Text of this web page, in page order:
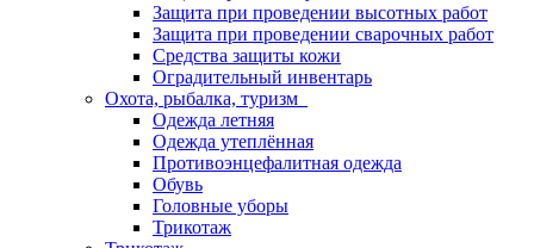
Защита при проведении высотных работ
Защита при проведении сварочных работ
Средства защиты кожи
Оградительный инвентарь
Охота, рыбалка, туризм
Одежда летняя
Одежда утеплённая
Противоэнцефалитная одежда
Обувь
Головные уборы
Трикотаж